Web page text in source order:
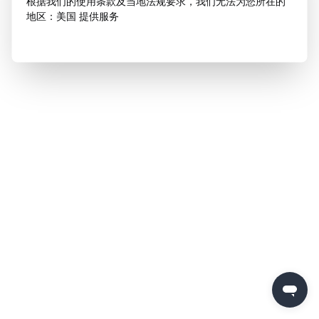
地区：美国 提供服务